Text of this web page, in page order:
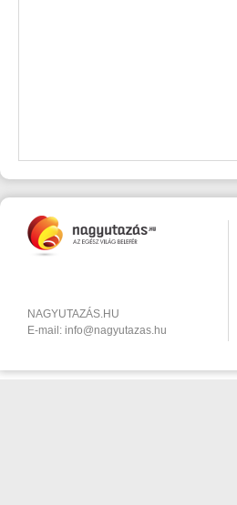
NAGYUTAZÁS.HU
E-mail: info@nagyutazas.hu